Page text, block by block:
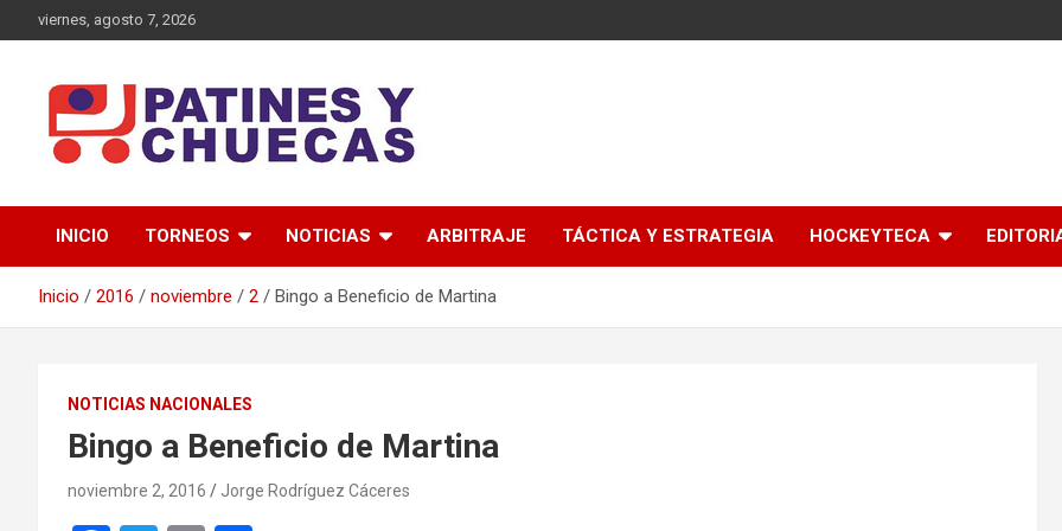
al
viernes, agosto 7, 2026
Patines y Chuecas
INICIO TORNEOS NOTICIAS ARBITRAJE TÁCTICA Y ESTRATEGIA HOCKEYTECA
Inicio 2016 noviembre 2 Bingo a Beneficio de Martina
NOTICIAS NACIONALES
Bingo a Beneficio de Martina
noviembre 2, 2016 Jorge Rodríguez Cáceres